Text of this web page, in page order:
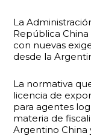
La
República
con nuevas
desde la
La normativa
licencia de
para agentes
materia de
Argentino China